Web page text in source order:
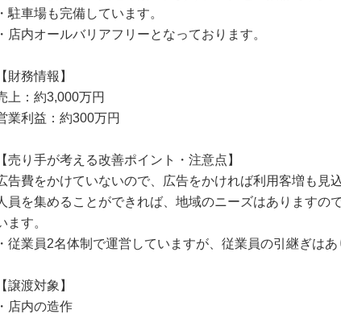
駐車場も完備しています。
店内オールバリアフリーとなっております。
財務情報】
上：約3,000万円
業利益：約300万円
売り手が考える改善ポイント・注意点】
告費をかけていないので、広告をかければ利用客増も見込
員を集めることができれば、地域のニーズはありますの
ます。
従業員2名体制で運営していますが、従業員の引継ぎはあ
譲渡対象】
店内の造作